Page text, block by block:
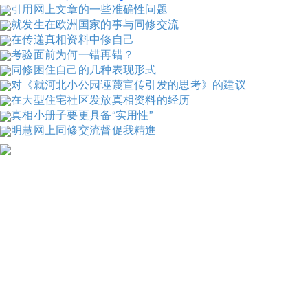
引用网上文章的一些准确性问题
就发生在欧洲国家的事与同修交流
在传递真相资料中修自己
考验面前为何一错再错？
同修困住自己的几种表现形式
对《就河北小公园诬蔑宣传引发的思考》的建议
在大型住宅社区发放真相资料的经历
真相小册子要更具备“实用性”
明慧网上同修交流督促我精進